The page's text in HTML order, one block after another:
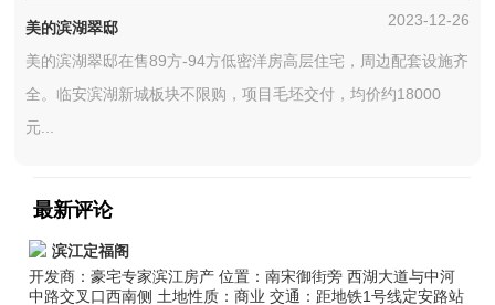
美的滨湖翠邸 2023-12-26
美的滨湖翠邸在售89方-94方低密洋房高层住宅，周边配套设施齐
全。临安滨湖新城板块不限购，项目毛坯交付，均价约18000
元...
最新评论
滨江定福阁
开发商：豪宅专家滨江房产 位置：南宋御街旁 西湖大道与中河
中路交叉口西南侧 土地性质：商业 交通：距地铁1号线定安路站